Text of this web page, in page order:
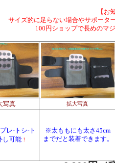
【お
サイズ的に足らない場合やサポータ
100円ショップで長めのマ
写真 拡大写真
レ-トシ-ト
し可能 ！
※太ももにも太さ45cm
までだと装着できます。